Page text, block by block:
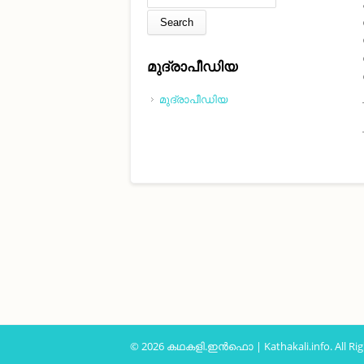
മുദ്രാപീഡിയ
മുദ്രാപീഡിയ
© 2026 കഥകളി.ഇൻഫൊ | Kathakali.info. All